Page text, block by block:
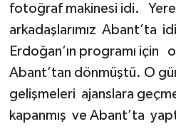
fotoğraf makinesi idi.
arkadaşlarımız Abant’ta
Erdoğan’ın programı için
Abant’tan dönmüştü. O
gelişmeleri ajanslara
kapanmış ve Abant’ta